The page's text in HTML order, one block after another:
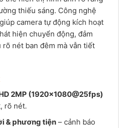
thiếu sáng. Công nghệ
giúp camera tự động kích hoạt
hiện chuyển động, đảm
rõ nét ban đêm mà vẫn tiết
2MP (1920×1080@25fps)
rõ nét.
& phương tiện– cảnh báo